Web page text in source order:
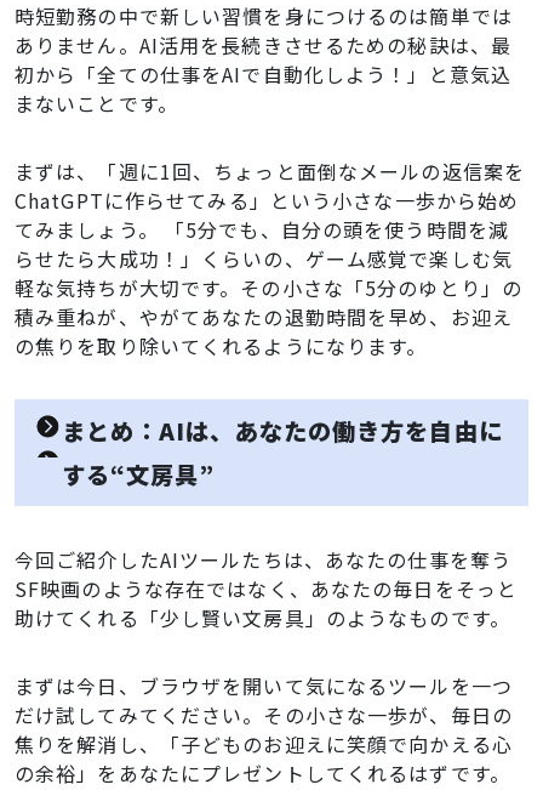
時短勤務の中で新しい習慣を身につけるのは簡単では
ありません。AI活用を長続きさせるための秘訣は、最
初から「全ての仕事をAIで自動化しよう！」と意気込
まないことです。
まずは、「週に1回、ちょっと面倒なメールの返信案を
ChatGPTに作らせてみる」という小さな一歩から始め
てみましょう。 「5分でも、自分の頭を使う時間を減
らせたら大成功！」くらいの、ゲーム感覚で楽しむ気
軽な気持ちが大切です。その小さな「5分のゆとり」の
積み重ねが、やがてあなたの退勤時間を早め、お迎え
の焦りを取り除いてくれるようになります。
まとめ：AIは、あなたの働き方を自由に
する“文房具”
今回ご紹介したAIツールたちは、あなたの仕事を奪う
SF映画のような存在ではなく、あなたの毎日をそっと
助けてくれる「少し賢い文房具」のようなものです。
まずは今日、ブラウザを開いて気になるツールを一つ
だけ試してみてください。その小さな一歩が、毎日の
焦りを解消し、「子どものお迎えに笑顔で向かえる心
の余裕」をあなたにプレゼントしてくれるはずです。